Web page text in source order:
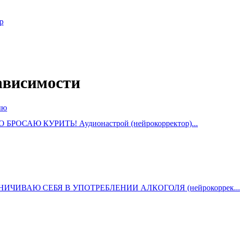
БРОСАЮ КУРИТЬ! Аудионастрой (нейрокорректор)...
СЕБЯ В УПОТРЕБЛЕНИИ АЛКОГОЛЯ (нейрокоррек...